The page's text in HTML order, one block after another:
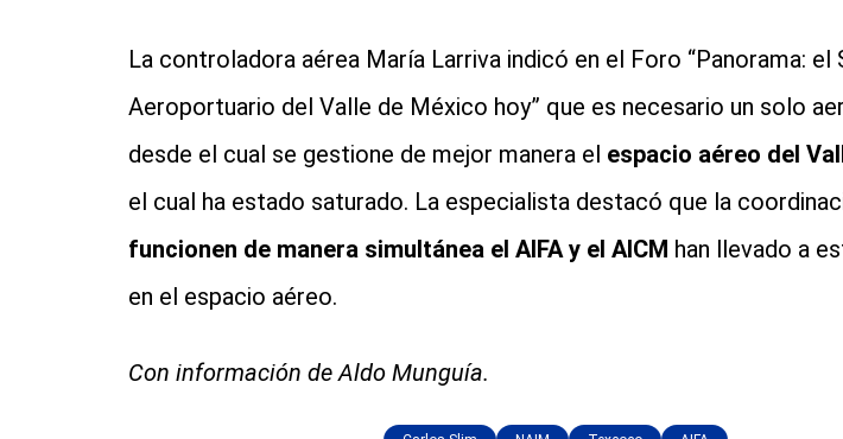
La controladora aérea María Larriva indicó en el Foro “Panorama: el
Aeroportuario del Valle de México hoy” que es necesario un solo
desde el cual se gestione de mejor manera el espacio aéreo del
el cual ha estado saturado. La especialista destacó que la
funcionen de manera simultánea el AIFA y el AICM han llevado a
en el espacio aéreo.
Con información de Aldo Munguía.